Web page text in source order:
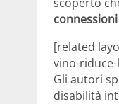
scoperto
[related
vino-
Gli autori
disabilità